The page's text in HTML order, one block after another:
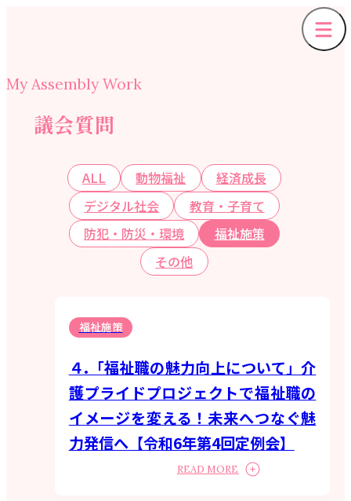
My Assembly Work
議会質問
ALL 動物福祉
経済成長
デジタル社会
教育・子育て
防犯・防災・環境
福祉施策
その他
福祉施策
４.「福祉職の魅力向上について」介
護プライドプロジェクトで福祉職の
イメージを変える！未来へつなぐ魅
力発信へ【令和6年第4回定例会】
READ MORE